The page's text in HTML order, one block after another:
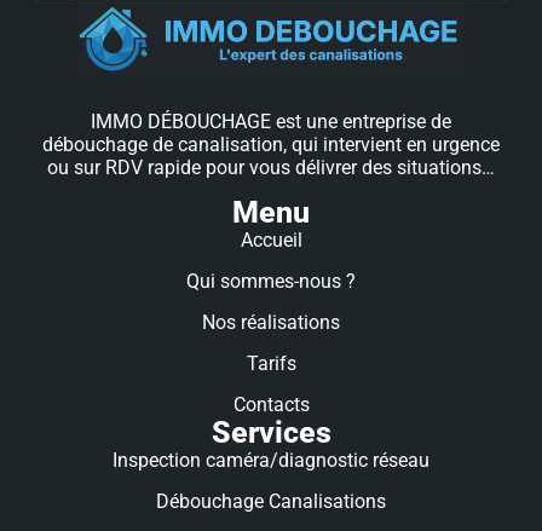
IMMO DÉBOUCHAGE est une entreprise de
débouchage de canalisation, qui intervient en urgence
ou sur RDV rapide pour vous délivrer des situations…
Menu
Accueil
Qui sommes-nous ?
Nos réalisations
Tarifs
Contacts
Services
Inspection caméra/diagnostic réseau
Débouchage Canalisations